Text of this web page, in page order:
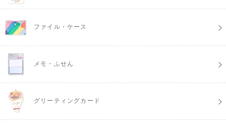
ファイル・ケース
メモ・ふせん
グリーティングカード